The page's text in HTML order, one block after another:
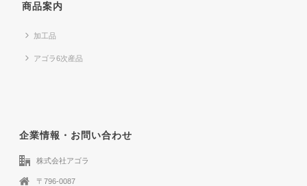
商品案内
加工品
アゴラ6次産品
企業情報・お問い合わせ
株式会社アゴラ
〒796-0087